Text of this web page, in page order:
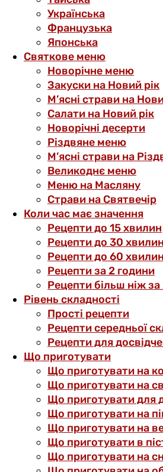
Українська
Французька
Японська
Святкове меню
Новорічне меню
Закуски на Новий рік
М’ясні страви на
Салати на Новий рік
Новорічні десерти
Різдвяне меню
М’ясні страви на
Великоднє меню
Меню на Масляну
Страви на Святвечір
Коли час має значення
Рецепти до 15 хвилин
Рецепти до 30 хвилин
Рецепти до 60 хвилин
Рецепти за 2 години
Рецепти більш ніж
Рівень складності
Прості рецепти
Рецепти середньої
Рецепти для
Що приготувати
Що приготувати на
Що приготувати на
Що приготувати для
Що приготувати на
Що приготувати на
Що приготувати в
Що приготувати на